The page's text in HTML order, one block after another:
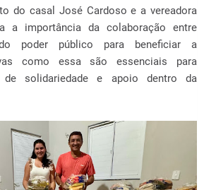
do casal José Cardoso e a vereadora
a importância da colaboração entre
poder público para beneficiar a
como essa são essenciais para
solidariedade e apoio dentro da